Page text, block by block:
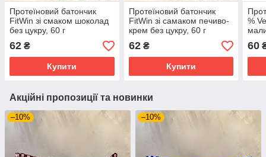
Протеїновий батончик
FitWin зі смаком шоколад
без цукру, 60 г
62 ₴
Купити
Протеїновий батончик
FitWin зі самаком печиво-
крем без цукру, 60 г
62₴
Купити
%
60
Акційні пропозиції та новинки
–10% –10%